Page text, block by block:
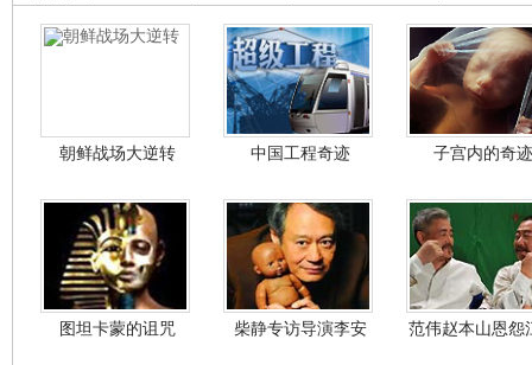
朝鲜战场大逆转 中国工程奇迹 子宫内的奇迹
图坦卡蒙的诅咒 柴静专访导演李安 范伟赵本山恩怨